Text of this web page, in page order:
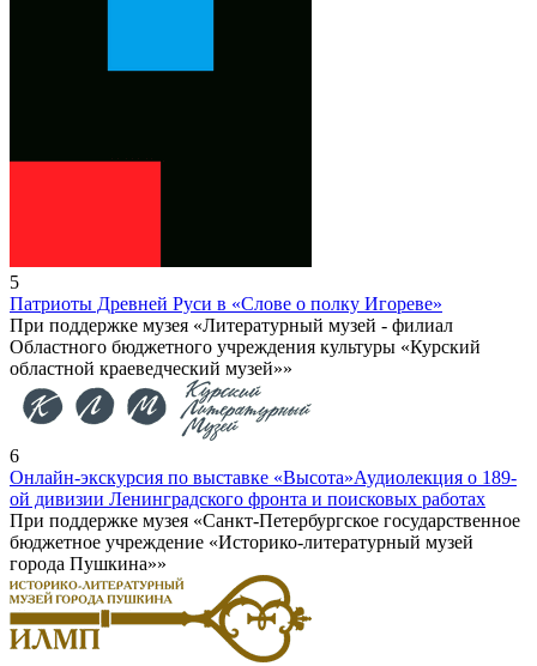
5
Патриоты Древней Руси в «Слове о полку Игореве»
При поддержке музея «Литературный музей - филиал
Областного бюджетного учреждения культуры «Курский
областной краеведческий музей»»
6
Онлайн-экскурсия по выставке «Высота»Аудиолекция о 189-
ой дивизии Ленинградского фронта и поисковых работах
При поддержке музея «Санкт-Петербургское государственное
бюджетное учреждение «Историко-литературный музей
города Пушкина»»